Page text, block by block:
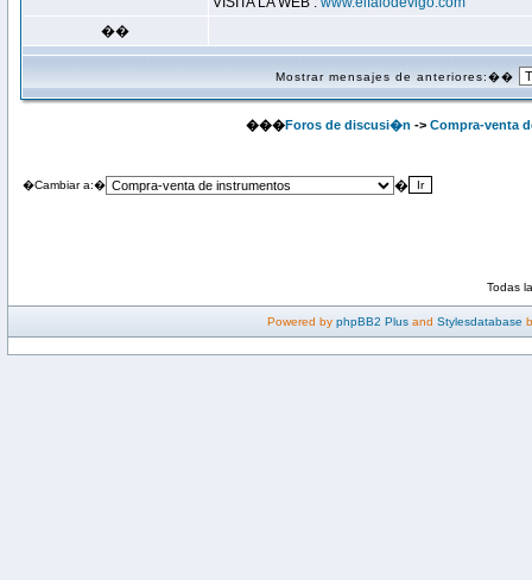
��
Mostrar mensajes de anteriores:��
���Foros de discusi�n -> Compra-venta
�Cambiar a:� �
Todas
Powered by phpBB2 Plus and Stylesdatabase